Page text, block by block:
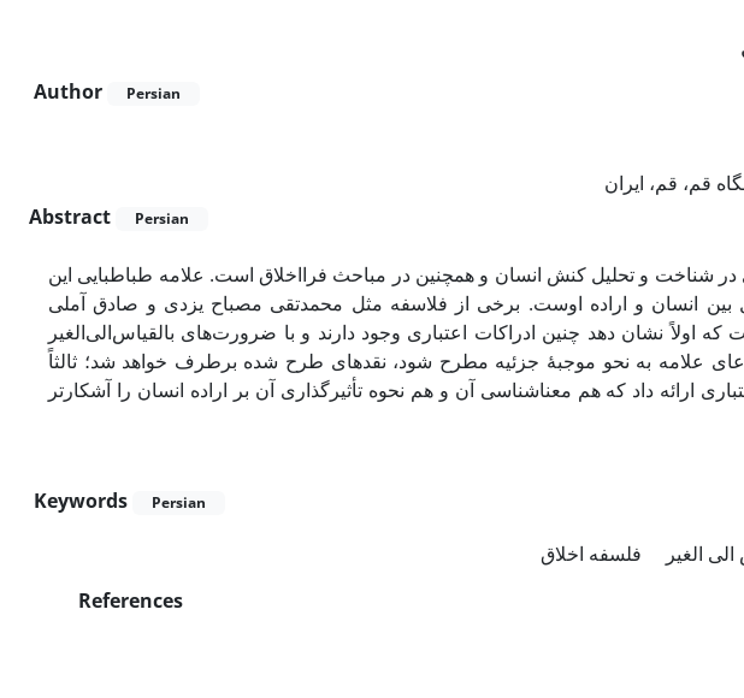
Author Persian
قم، قم، ایران
Abstract
Persian
در شناخت و تحلیل کنش انسان و همچنین در مباحث فرااخلاق است. علامه طباطبایی این
بین انسان و اراده اوست. برخی از فلاسفه مثل محمدتقی مصباح یزدی و صادق آملی
که اولاً نشان دهد چنین ادراکات اعتباری وجود دارند و با ضرورت‌های بالقیاس‌الی‌الغیر
علامه به نحو موجبهٔ جزئیه مطرح شود، نقدهای طرح شده برطرف خواهد شد؛ ثالثاً
ارائه داد که هم معناشناسی آن و هم نحوه تأثیرگذاری آن بر اراده انسان را آشکارتر
Keywords Persian
الغیر
فلسفه اخلاق
References